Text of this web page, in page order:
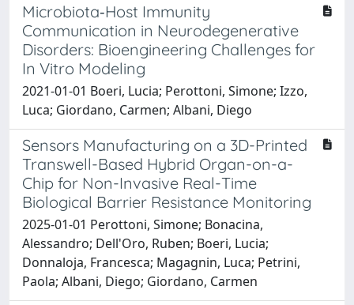
Microbiota‐Host Immunity
Communication in Neurodegenerative
Disorders: Bioengineering Challenges for
In Vitro Modeling
2021-01-01 Boeri, Lucia; Perottoni, Simone; Izzo,
Luca; Giordano, Carmen; Albani, Diego
Sensors Manufacturing on a 3D-Printed
Transwell-Based Hybrid Organ-on-a-
Chip for Non-Invasive Real-Time
Biological Barrier Resistance Monitoring
2025-01-01 Perottoni, Simone; Bonacina,
Alessandro; Dell'Oro, Ruben; Boeri, Lucia;
Donnaloja, Francesca; Magagnin, Luca; Petrini,
Paola; Albani, Diego; Giordano, Carmen